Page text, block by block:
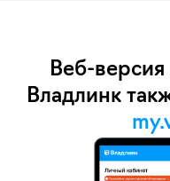
Веб-версия
Владлинк